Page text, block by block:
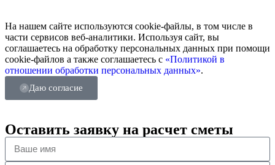
На нашем сайте используются cookie-файлы, в том числе в
части сервисов веб-аналитики. Используя сайт, вы
соглашаетесь на обработку персональных данных при помощи
cookie-файлов а также соглашаетесь с «Политикой в
отношении обработки персональных данных».
Даю согласие
Оставить заявку на расчет сметы